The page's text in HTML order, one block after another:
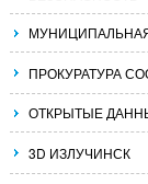
ПРОКУРАТУРА
ОТКРЫТЫЕ
3D ИЗЛУЧИНСК